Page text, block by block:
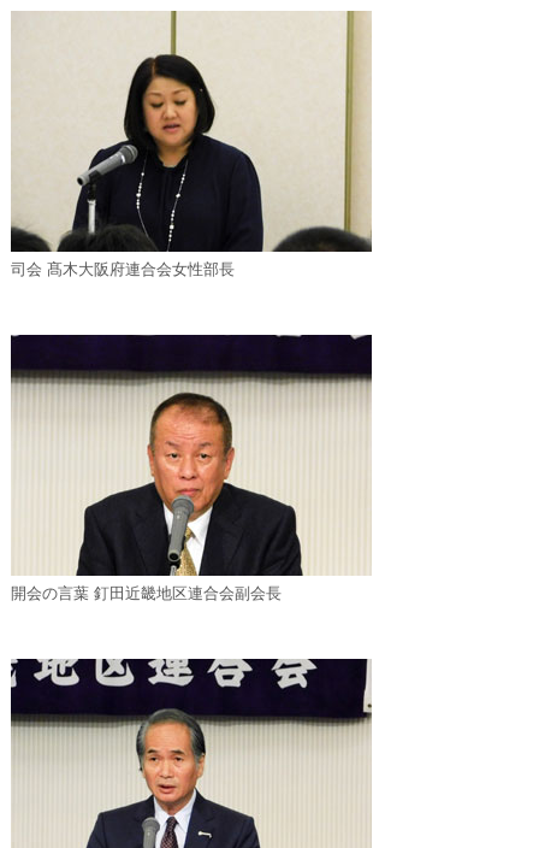
司会 髙木大阪府連合会女性部長
開会の言葉 釘田近畿地区連合会副会長